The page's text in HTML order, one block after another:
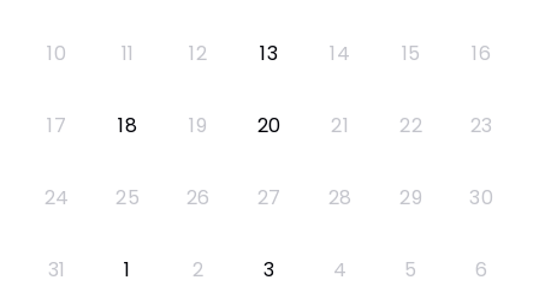
10 11 12 13 14 15 16
17 18 19 20 21 22 23
24 25 26 27 28 29 30
31 1 2 3 4 5 6